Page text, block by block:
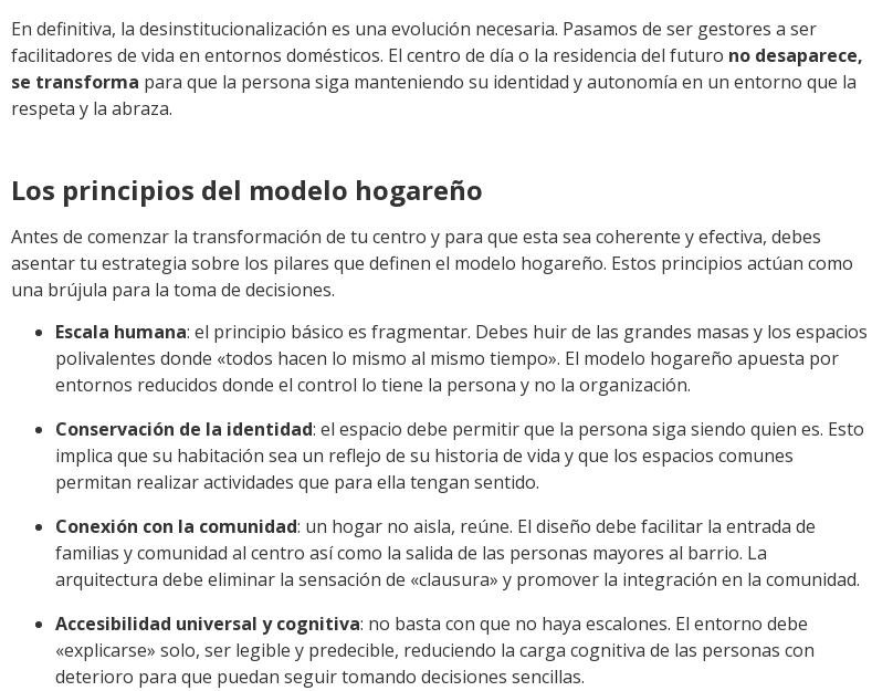
En definitiva, la desinstitucionalización es una evolución necesaria. Pasamos de ser gestores a ser
facilitadores de vida en entornos domésticos. El centro de día o la residencia del futuro no desaparece,
se transforma para que la persona siga manteniendo su identidad y autonomía en un entorno que la
respeta y la abraza.
Los principios del modelo hogareño
Antes de comenzar la transformación de tu centro y para que esta sea coherente y efectiva, debes
asentar tu estrategia sobre los pilares que definen el modelo hogareño. Estos principios actúan como
una brújula para la toma de decisiones.
Escala humana: el principio básico es fragmentar. Debes huir de las grandes masas y los espacios
polivalentes donde «todos hacen lo mismo al mismo tiempo». El modelo hogareño apuesta por
entornos reducidos donde el control lo tiene la persona y no la organización.
Conservación de la identidad: el espacio debe permitir que la persona siga siendo quien es. Esto
implica que su habitación sea un reflejo de su historia de vida y que los espacios comunes
permitan realizar actividades que para ella tengan sentido.
Conexión con la comunidad: un hogar no aisla, reúne. El diseño debe facilitar la entrada de
familias y comunidad al centro así como la salida de las personas mayores al barrio. La
arquitectura debe eliminar la sensación de «clausura» y promover la integración en la comunidad.
Accesibilidad universal y cognitiva: no basta con que no haya escalones. El entorno debe
«explicarse» solo, ser legible y predecible, reduciendo la carga cognitiva de las personas con
deterioro para que puedan seguir tomando decisiones sencillas.